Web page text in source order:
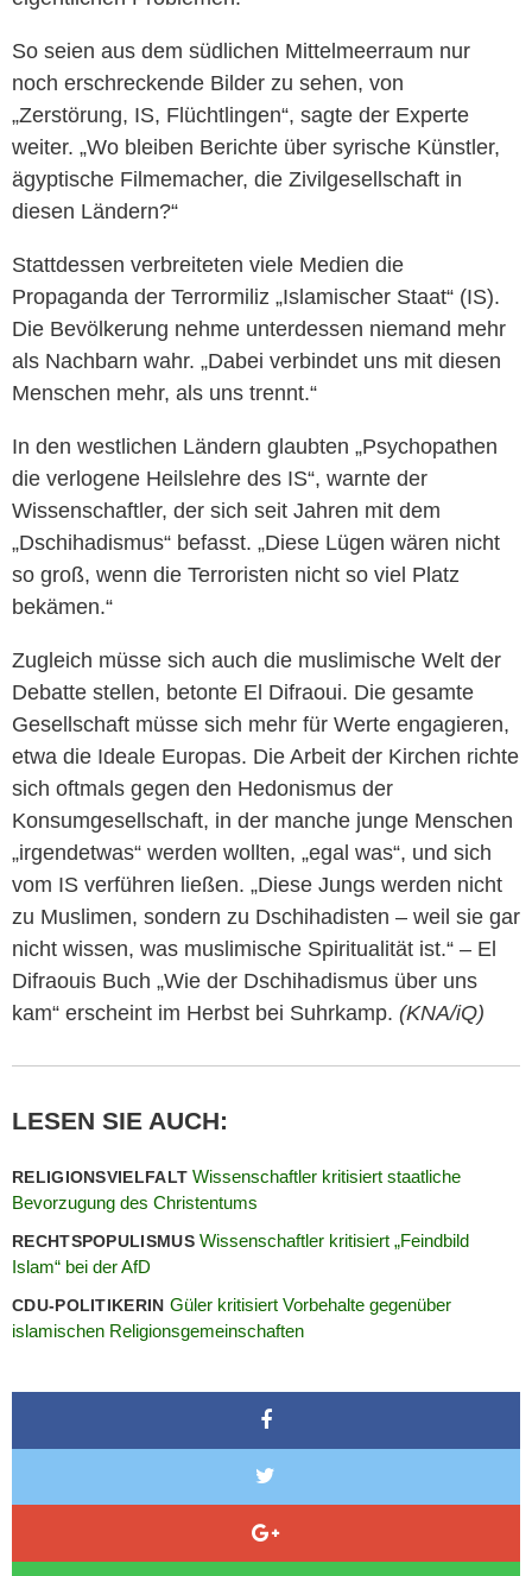
So seien aus dem südlichen Mittelmeerraum nur
noch erschreckende Bilder zu sehen, von
„Zerstörung, IS, Flüchtlingen“, sagte der Experte
weiter. „Wo bleiben Berichte über syrische Künstler,
ägyptische Filmemacher, die Zivilgesellschaft in
diesen Ländern?“
Stattdessen verbreiteten viele Medien die
Propaganda der Terrormiliz „Islamischer Staat“ (IS).
Die Bevölkerung nehme unterdessen niemand mehr
als Nachbarn wahr. „Dabei verbindet uns mit diesen
Menschen mehr, als uns trennt.“
In den westlichen Ländern glaubten „Psychopathen
die verlogene Heilslehre des IS“, warnte der
Wissenschaftler, der sich seit Jahren mit dem
„Dschihadismus“ befasst. „Diese Lügen wären nicht
so groß, wenn die Terroristen nicht so viel Platz
bekämen.“
Zugleich müsse sich auch die muslimische Welt der
Debatte stellen, betonte El Difraoui. Die gesamte
Gesellschaft müsse sich mehr für Werte engagieren,
etwa die Ideale Europas. Die Arbeit der Kirchen richte
sich oftmals gegen den Hedonismus der
Konsumgesellschaft, in der manche junge Menschen
„irgendetwas“ werden wollten, „egal was“, und sich
vom IS verführen ließen. „Diese Jungs werden nicht
zu Muslimen, sondern zu Dschihadisten – weil sie gar
nicht wissen, was muslimische Spiritualität ist.“ – El
Difraouis Buch „Wie der Dschihadismus über uns
kam“ erscheint im Herbst bei Suhrkamp. (KNA/iQ)
LESEN SIE AUCH:
RELIGIONSVIELFALTWissenschaftler kritisiert staatliche
Bevorzugung des Christentums
RECHTSPOPULISMUSWissenschaftler kritisiert „Feindbild
Islam“ bei der AfD
CDU-POLITIKERIN Güler kritisiert Vorbehalte gegenüber
islamischen Religionsgemeinschaften